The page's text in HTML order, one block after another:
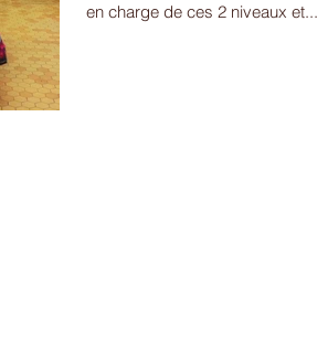
en charge de ces 2 niveaux et...